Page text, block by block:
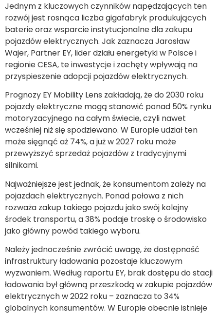
Jednym z kluczowych czynników napędzających ten
rozwój jest rosnąca liczba gigafabryk produkujących
baterie oraz wsparcie instytucjonalne dla zakupu
pojazdów elektrycznych. Jak zaznacza Jarosław
Wajer, Partner EY, lider działu energetyki w Polsce i
regionie CESA, te inwestycje i zachęty wpływają na
przyspieszenie adopcji pojazdów elektrycznych.
Prognozy EY Mobility Lens zakładają, że do 2030 roku
pojazdy elektryczne mogą stanowić ponad 50% rynku
motoryzacyjnego na całym świecie, czyli nawet
wcześniej niż się spodziewano. W Europie udział ten
może sięgnąć aż 74%, a już w 2027 roku może
przewyższyć sprzedaż pojazdów z tradycyjnymi
silnikami.
Najważniejsze jest jednak, że konsumentom zależy na
pojazdach elektrycznych. Ponad połowa z nich
rozważa zakup takiego pojazdu jako swój kolejny
środek transportu, a 38% podaje troskę o środowisko
jako główny powód takiego wyboru.
Należy jednocześnie zwrócić uwagę, że dostępność
infrastruktury ładowania pozostaje kluczowym
wyzwaniem. Według raportu EY, brak dostępu do stacji
ładowania był główną przeszkodą w zakupie pojazdów
elektrycznych w 2022 roku – zaznacza to 34%
globalnych konsumentów. W Europie obecnie istnieje